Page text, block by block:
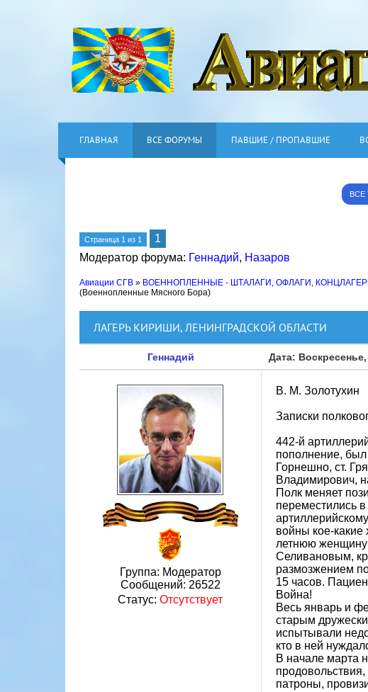
ГЛАВНАЯ ВСЕ ФОРУМЫ ПАВШИЕ / ПРОПАВШИЕ
ВСЕ
Страница 1 из 1
1
Модератор форума: Геннадий, Назаров
Авиации СГВ » ВОЕННОПЛЕННЫЕ - ШТАЛАГИ, ОФЛАГИ,
(Военнопленные Мясного Бора)
ЛАГЕРЬ КИРИШИ, ЛЕНИНГРАДСКОЙ ОБЛАСТИ
Геннадий Дата:
Группа: Модератор
Сообщений: 26522
Статус: Отсутствует
В. М. Золотухин
Записки
442-й
пополнение,
Горнешно, ст.
Владимирович,
Полк меняет
переместились
войны кое-
летнюю
Селивановым,
размозжением
15 часов.
Война!
Весь январь и
старым
испытывали
кто в ней
В начале марта
патроны,